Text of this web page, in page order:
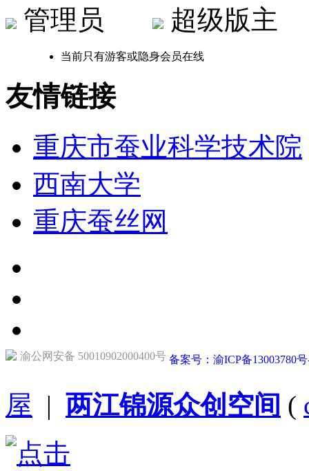
管理员 超级版
当前只有游客或隐身会员在线
友情链接
重庆市蚕业科学技术院
西南大学
重庆蚕丝网
渝公网安备 50010902000400号 备案号：渝ICP备13003780
屋 | 两江锦源众创空间 (